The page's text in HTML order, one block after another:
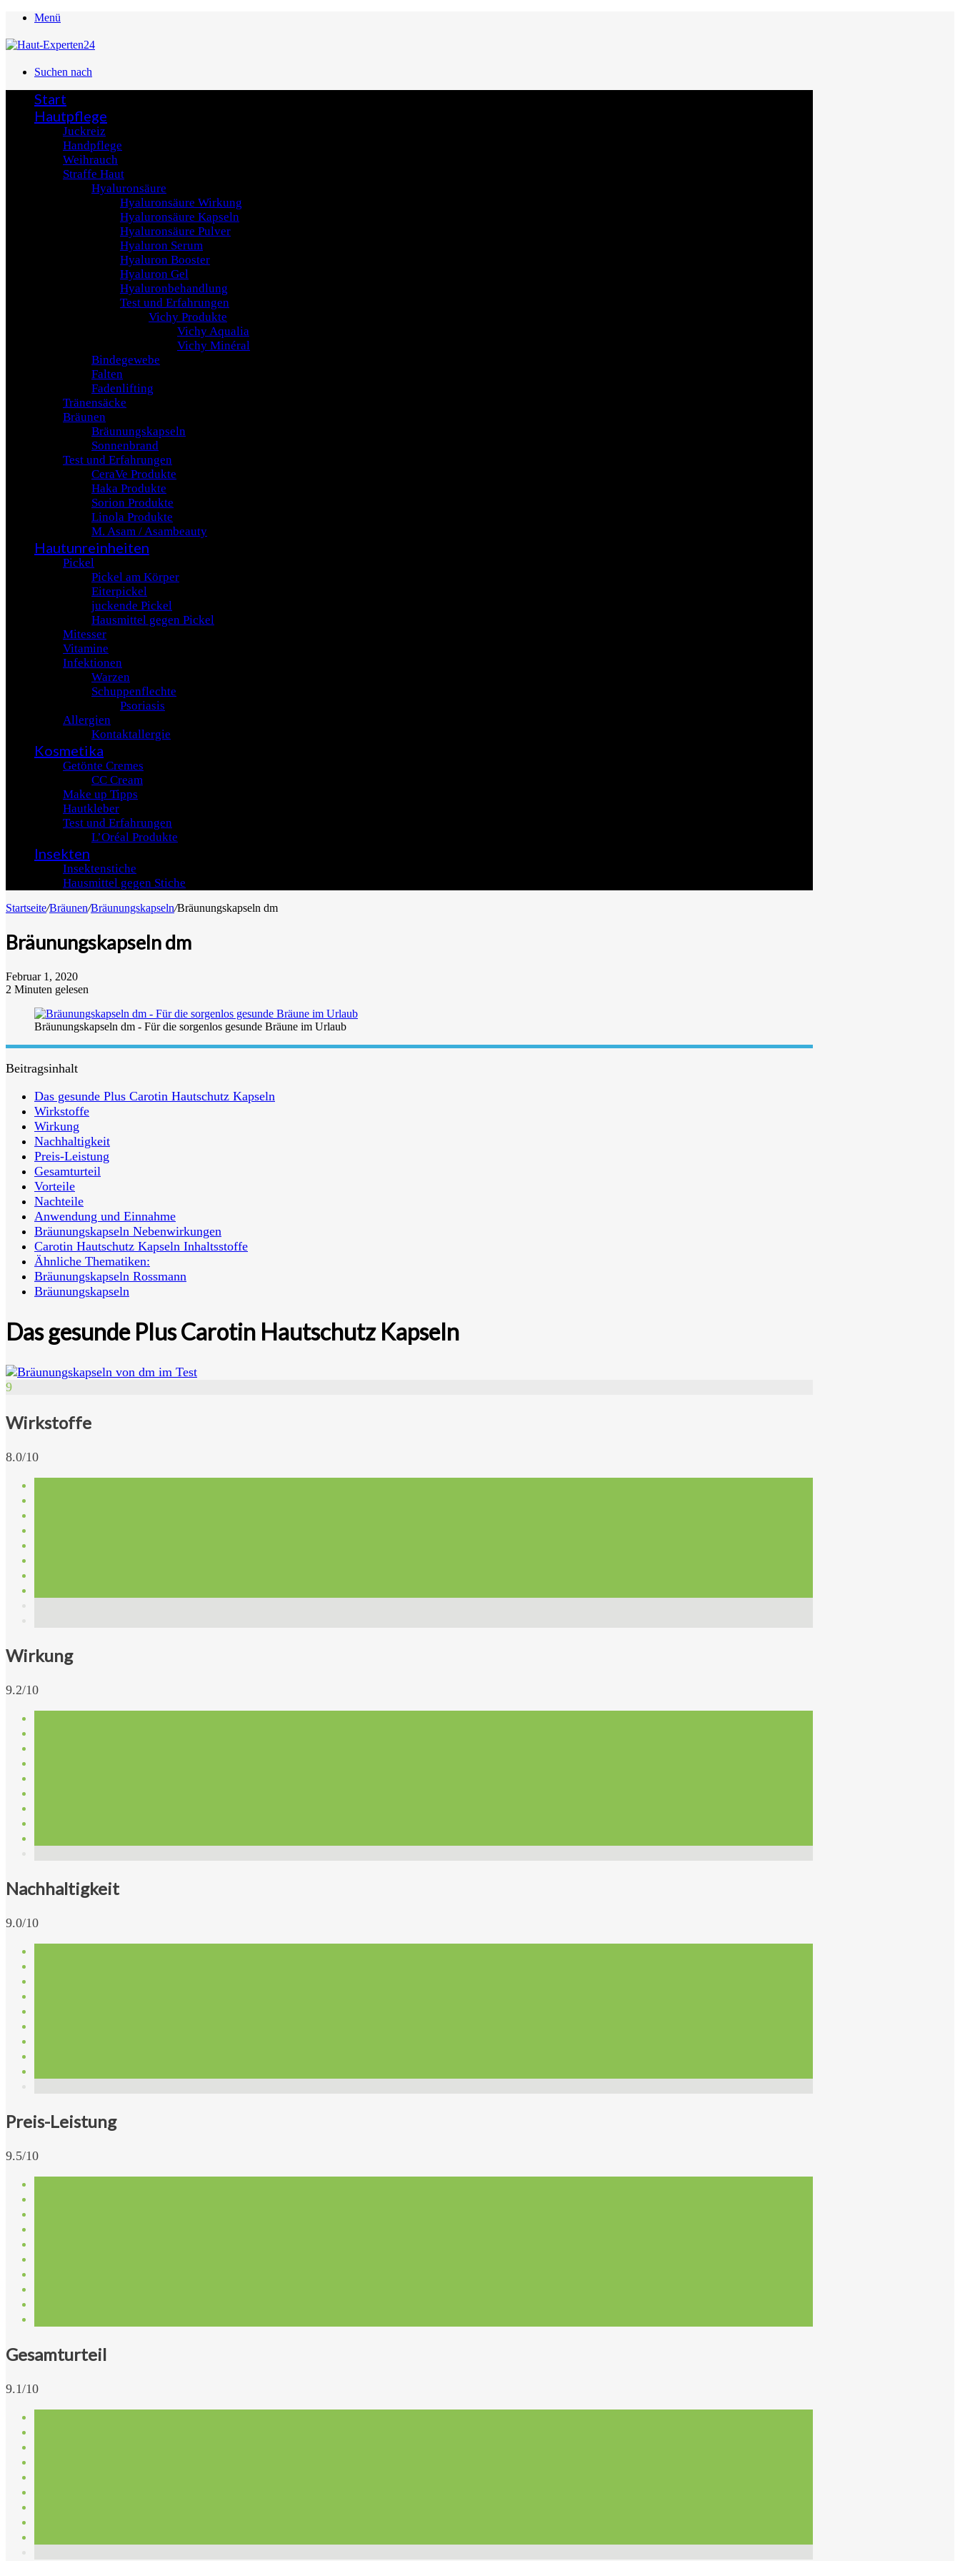
Menü
Suchen nach
Start
Hautpflege
Juckreiz
Handpflege
Weihrauch
Straffe Haut
Hyaluronsäure
Hyaluronsäure Wirkung
Hyaluronsäure Kapseln
Hyaluronsäure Pulver
Hyaluron Serum
Hyaluron Booster
Hyaluron Gel
Hyaluronbehandlung
Test und Erfahrungen
Vichy Produkte
Vichy Aqualia
Vichy Minéral
Bindegewebe
Falten
Fadenlifting
Tränensäcke
Bräunen
Bräunungskapseln
Sonnenbrand
Test und Erfahrungen
CeraVe Produkte
Haka Produkte
Sorion Produkte
Linola Produkte
M. Asam / Asambeauty
Hautunreinheiten
Pickel
Pickel am Körper
Eiterpickel
juckende Pickel
Hausmittel gegen Pickel
Mitesser
Vitamine
Infektionen
Warzen
Schuppenflechte
Psoriasis
Allergien
Kontaktallergie
Kosmetika
Getönte Cremes
CC Cream
Make up Tipps
Hautkleber
Test und Erfahrungen
L’Oréal Produkte
Insekten
Insektenstiche
Hausmittel gegen Stiche
Startseite/Bräunen/Bräunungskapseln/Bräunungskapseln dm
Bräunungskapseln dm
Februar 1, 2020
2 Minuten gelesen
Bräunungskapseln dm - Für die sorgenlos gesunde Bräune im Urlaub
Beitragsinhalt
Das gesunde Plus Carotin Hautschutz Kapseln
Wirkstoffe
Wirkung
Nachhaltigkeit
Preis-Leistung
Gesamturteil
Vorteile
Nachteile
Anwendung und Einnahme
Bräunungskapseln Nebenwirkungen
Carotin Hautschutz Kapseln Inhaltsstoffe
Ähnliche Thematiken:
Bräunungskapseln Rossmann
Bräunungskapseln
Das gesunde Plus Carotin Hautschutz Kapseln
9
Wirkstoffe
8.0/10
Wirkung
9.2/10
Nachhaltigkeit
9.0/10
Preis-Leistung
9.5/10
Gesamturteil
9.1/10